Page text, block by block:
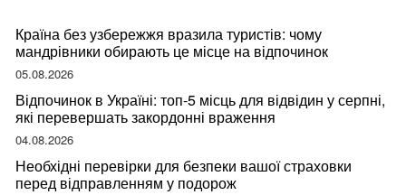
Країна без узбережжя вразила туристів: чому
мандрівники обирають це місце на відпочинок
05.08.2026
Відпочинок в Україні: топ-5 місць для відвідин у серпні,
які перевершать закордонні враження
04.08.2026
Необхідні перевірки для безпеки вашої страховки
перед відправленням у подорож